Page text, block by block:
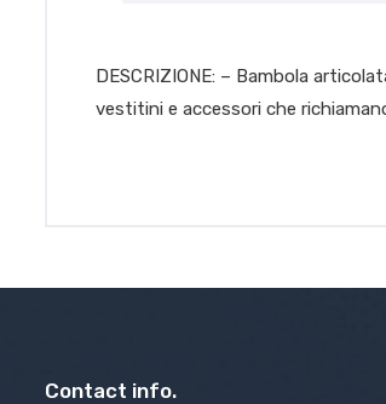
DESCRIZIONE: – Bambola
vestitini e accessori che
Contact info.